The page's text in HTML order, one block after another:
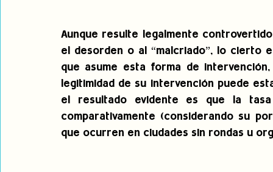
Aunque resulte legalmente
el desorden o al “malcriado”, lo cierto
que asume esta forma de
legitimidad de su intervención puede
el resultado evidente es que la
comparativamente (considerando su
que ocurren en ciudades sin rondas u